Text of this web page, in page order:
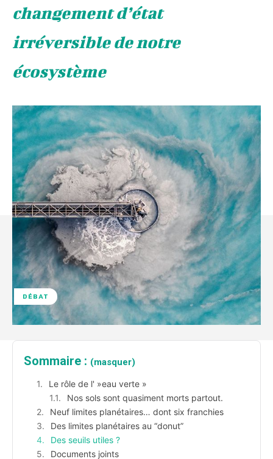
changement d’état
irréversible de notre
écosystème
DÉBAT
Sommaire : (masquer)
Le rôle de l' »eau verte »
Nos sols sont quasiment morts partout.
Neuf limites planétaires… dont six franchies
Des limites planétaires au “donut”
Des seuils utiles ?
Documents joints